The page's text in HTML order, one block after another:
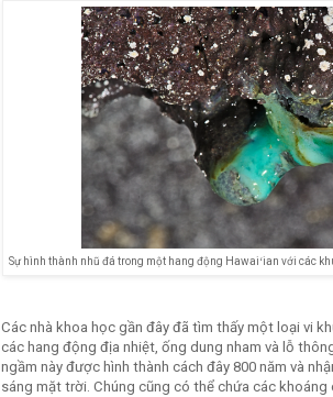
Sự hình thành nhũ đá trong một hang động Hawaiʻian với các
Các nhà khoa học gần đây đã tìm thấy một loại vi
các hang động địa nhiệt, ống dung nham và lỗ
ngầm này được hình thành cách đây 800 năm và
sáng mặt trời. Chúng cũng có thể chứa các khoáng